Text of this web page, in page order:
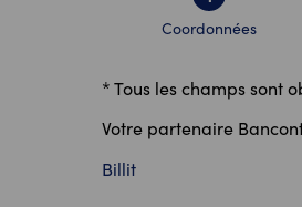
Coordonnées
* Tous les champs sont
Votre partenaire
Billit